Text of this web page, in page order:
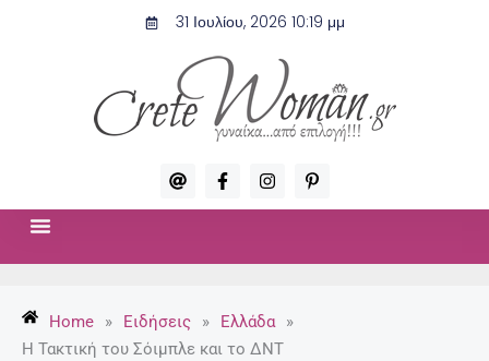
31 Ιουλίου, 2026 10:19 μμ
A
t
F
a
c
-
f
I
n
s
P
i
n
Home » Ειδήσεις » Ελλάδα
»
Η Τακτική του Σόιμπλε και το ΔΝΤ